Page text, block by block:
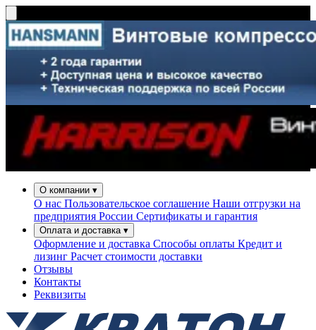
О компании ▾
О нас Пользовательское соглашение Наши отгрузки на
предприятия России Сертификаты и гарантия
Оплата и доставка ▾
Оформление и доставка Способы оплаты Кредит и
лизинг Расчет стоимости доставки
Отзывы
Контакты
Реквизиты